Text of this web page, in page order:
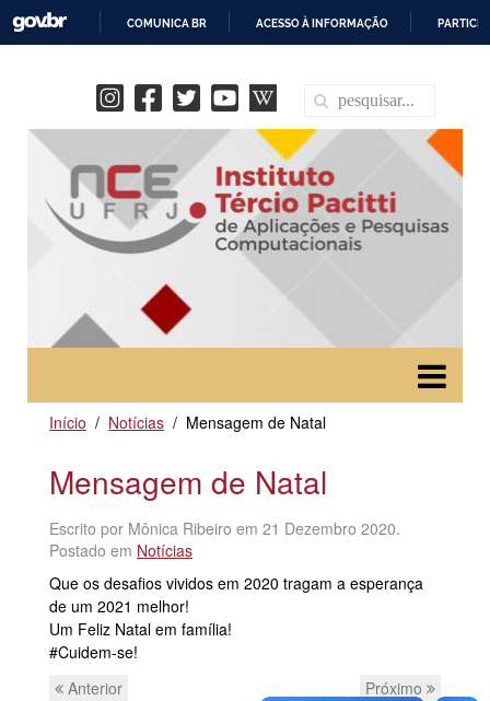
COMUNICA BR ACESSO À INFORMAÇÃO
Início Notícias Mensagem de Natal
Mensagem de Natal
Escrito por Mônica Ribeiro em 21 Dezembro 2020.
Postado em Notícias
Que os desafios vividos em 2020 tragam a esperança
de um 2021 melhor!
Um Feliz Natal em família!
#Cuidem-se!
Anterior
Próximo